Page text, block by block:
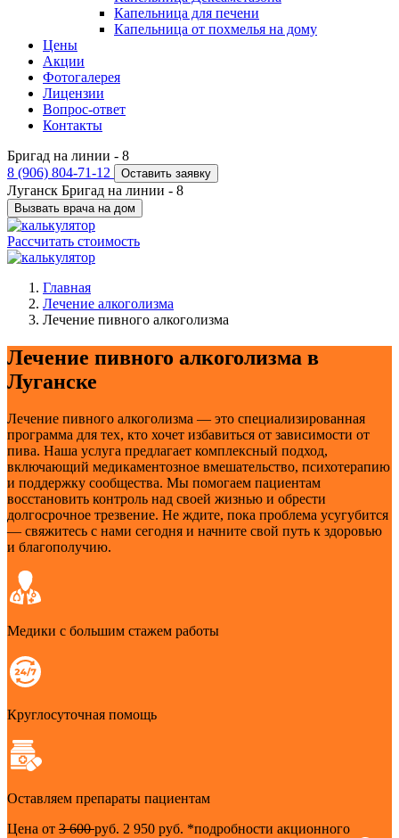
Капельница для печени
Капельница от похмелья на дому
Цены
Акции
Фотогалерея
Лицензии
Вопрос-ответ
Контакты
Бригад на линии - 8
8 (906) 804-71-12
Оставить заявку
Луганск Бригад на линии - 8
Вызвать врача на дом
Рассчитать стоимость
Главная
Лечение алкоголизма
Лечение пивного алкоголизма
Лечение пивного алкоголизма в
Луганске
Лечение пивного алкоголизма — это специализированная
программа для тех, кто хочет избавиться от зависимости от
пива. Наша услуга предлагает комплексный подход,
включающий медикаментозное вмешательство, психотерапию
и поддержку сообщества. Мы помогаем пациентам
восстановить контроль над своей жизнью и обрести
долгосрочное трезвение. Не ждите, пока проблема усугубится
— свяжитесь с нами сегодня и начните свой путь к здоровью
и благополучию.
Медики с большим стажем работы
Круглосуточная помощь
Оставляем препараты пациентам
Цена от 3 600руб. 2 950 руб. *подробности акционного